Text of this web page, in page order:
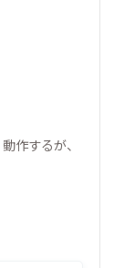
作するが、